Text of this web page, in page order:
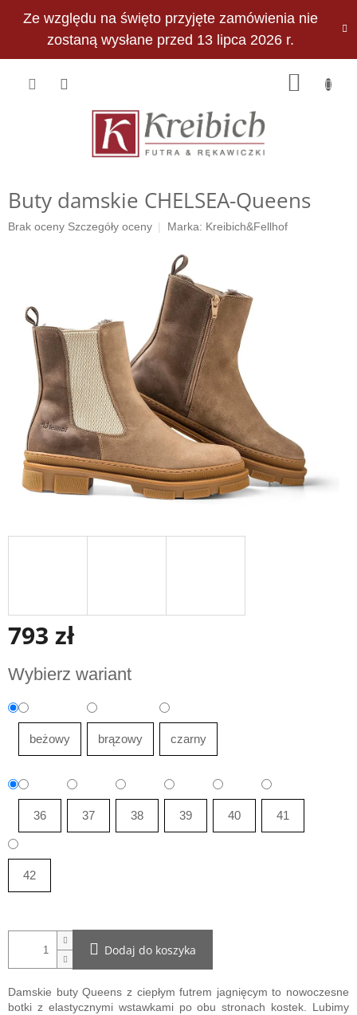
Ze względu na święto przyjęte zamówienia nie
zostaną wysłane przed 13 lipca 2026 r.
PLN
Buty damskie CHELSEA-Queens
Średnia
gwiazdek.
Brak oceny Szczegóły oceny Marka: Kreibich&Fellhof
793 zł
jednostkowa:
Wybierz wariant
beżowy brązowy czarny
36 37 38 39 40 41
42
Dodaj do koszyka
Damskie buty Queens z ciepłym futrem jagnięcym to nowoczesne
botki z elastycznymi wstawkami po obu stronach kostek. Lubimy